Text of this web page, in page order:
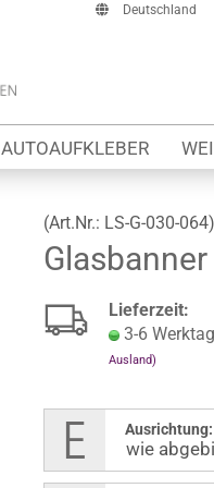
Deutschland
E-Mail
Passwort
Konto erstellen
Passwort vergessen?
AUTOAUFKLEBER
(Art.Nr.: LS-G-030-064)
Lieferzeit:
3-6
Ausland)
Ausrichtung: